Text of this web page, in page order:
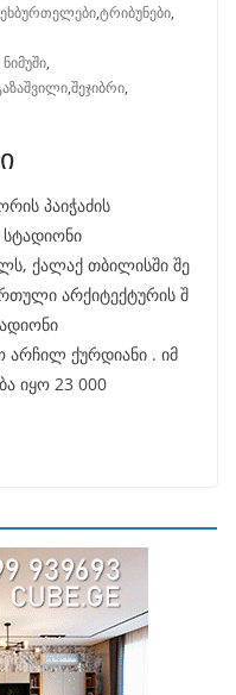
,ტრიბუნები,
,
,შეჯიბრი,
პაიჭაძის
ქალაქ თბილისში შე
არქიტექტურის შ
არჩილ ქურდიანი . იმ
იყო 23 000